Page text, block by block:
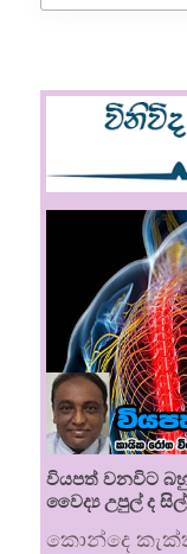
වියපත් වනවිට
වෛද්‍ය උපුල් ද
කොන්දෙ